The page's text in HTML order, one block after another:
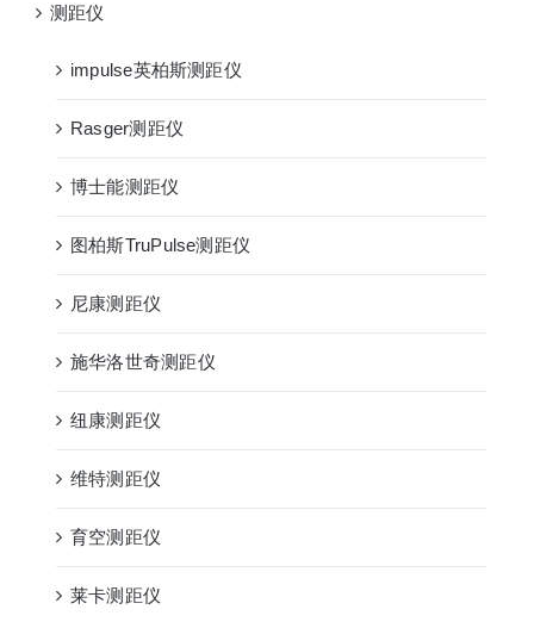
测距仪
impulse英柏斯测距仪
Rasger测距仪
博士能测距仪
图柏斯TruPulse测距仪
尼康测距仪
施华洛世奇测距仪
纽康测距仪
维特测距仪
育空测距仪
莱卡测距仪